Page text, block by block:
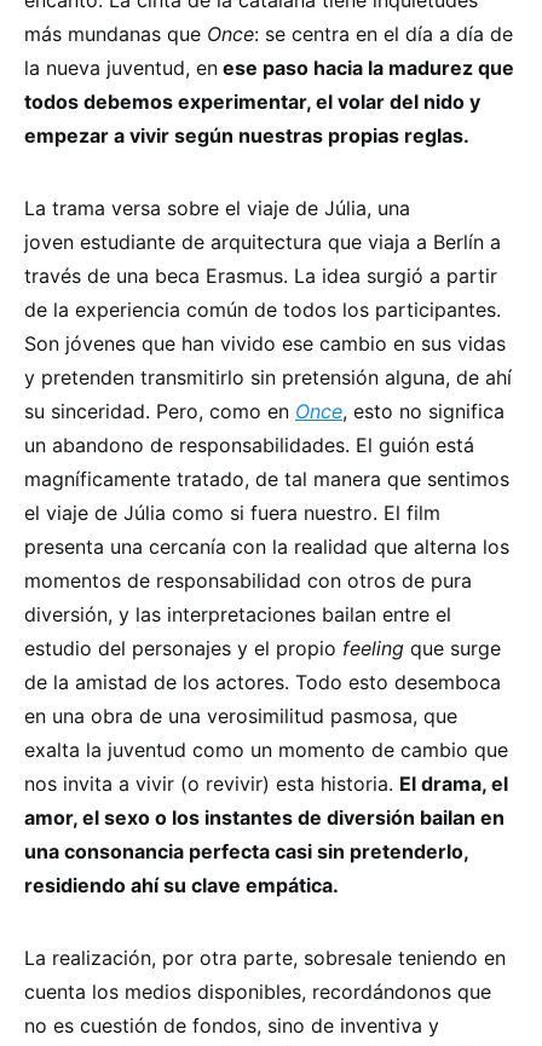
más mundanas que Once: se centra en el día a día de
la nueva juventud, en ese paso hacia la madurez que
todos debemos experimentar, el volar del nido y
empezar a vivir según nuestras propias reglas.
La trama versa sobre el viaje de Júlia, una
joven estudiante de arquitectura que viaja a Berlín a
través de una beca Erasmus. La idea surgió a partir
de la experiencia común de todos los participantes.
Son jóvenes que han vivido ese cambio en sus vidas
y pretenden transmitirlo sin pretensión alguna, de ahí
su sinceridad. Pero, como en Once, esto no significa
un abandono de responsabilidades. El guión está
magníficamente tratado, de tal manera que sentimos
el viaje de Júlia como si fuera nuestro. El film
presenta una cercanía con la realidad que alterna los
momentos de responsabilidad con otros de pura
diversión, y las interpretaciones bailan entre el
estudio del personajes y el propio feeling que surge
de la amistad de los actores. Todo esto desemboca
en una obra de una verosimilitud pasmosa, que
exalta la juventud como un momento de cambio que
nos invita a vivir (o revivir) esta historia. El drama, el
amor, el sexo o los instantes de diversión bailan en
una consonancia perfecta casi sin pretenderlo,
residiendo ahí su clave empática.
La realización, por otra parte, sobresale teniendo en
cuenta los medios disponibles, recordándonos que
no es cuestión de fondos, sino de inventiva y